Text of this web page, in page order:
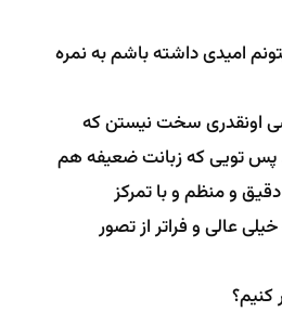
امیدی داشته باشم به نمره
اونقدری سخت نیستن که
پس تویی که زبانت ضعیفه هم
دقیق و منظم و با تمرکز
عالی و فراتر از تصور
کنیم؟